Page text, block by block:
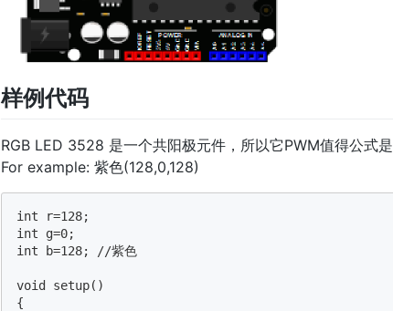
样例代码
RGB LED 3528 是一个共阳极元件，所以它PWM值得公式是
For example: 紫色(128,0,128)
int r=128;
int g=0;
int b=128; //紫色
void setup()
{